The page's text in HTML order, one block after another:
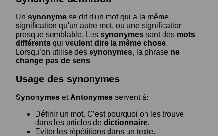
Un synonyme se dit d'un mot qui a la même
signification qu'un autre mot, ou une signification
presque semblable. Les synonymes sont des mots
différents qui veulent dire la même chose.
Lorsqu’on utilise des synonymes, la phrase ne
change pas de sens.
Usage des synonymes
Synonymes et Antonymes servent à:
Définir un mot. C’est pourquoi on les trouve
dans les articles de dictionnaire.
Eviter les répétitions dans un texte.